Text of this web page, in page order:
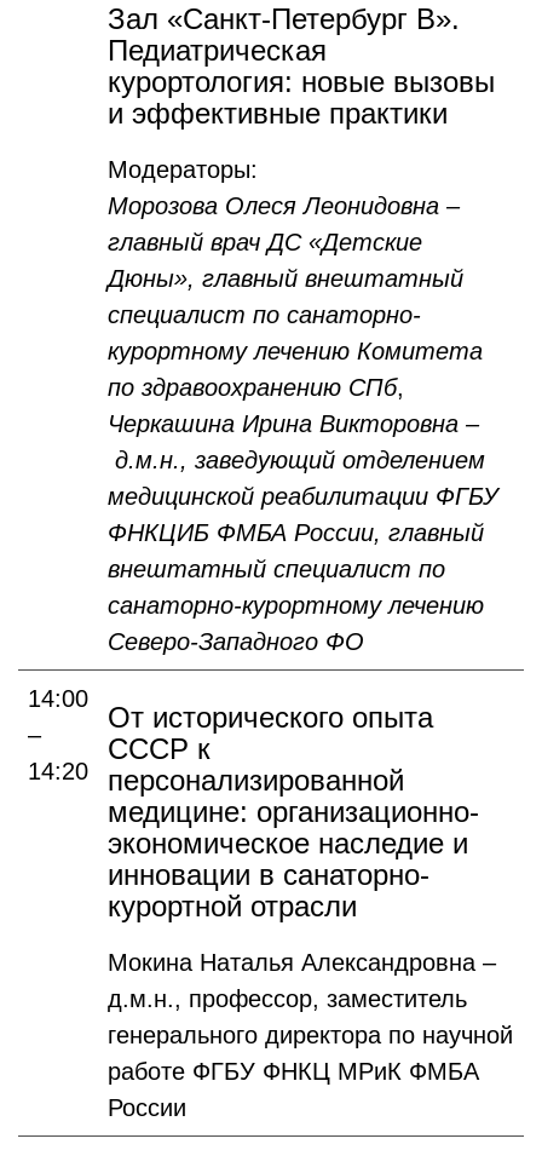
Зал «Санкт-Петербург В».
Педиатрическая
курортология: новые вызовы
и эффективные практики
Модераторы:
Морозова Олеся Леонидовна –
главный врач ДС «Детские
Дюны», главный внештатный
специалист по санаторно-
курортному лечению Комитета
по здравоохранению СПб,
Черкашина Ирина Викторовна –
д.м.н., заведующий отделением
медицинской реабилитации ФГБУ
ФНКЦИБ ФМБА России, главный
внештатный специалист по
санаторно-курортному лечению
Северо-Западного ФО
14:00
–
14:20
От исторического опыта
СССР к
персонализированной
медицине: организационно-
экономическое наследие и
инновации в санаторно-
курортной отрасли
Мокина Наталья Александровна –
д.м.н., профессор, заместитель
генерального директора по научной
работе ФГБУ ФНКЦ МРиК ФМБА
России